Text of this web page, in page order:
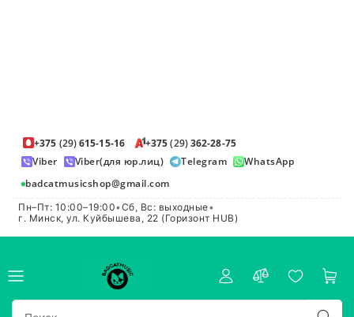
+375 (29)615-15-16 +375(29)362-28-75
Viber
Viber(для юр.лиц) Telegram
WhatsApp
badcatmusicshop@gmail.com
Пн–Пт: 10:00–19:00•Сб, Вс: выходные•
г. Минск, ул. Куйбышева, 22 (Горизонт HUB)